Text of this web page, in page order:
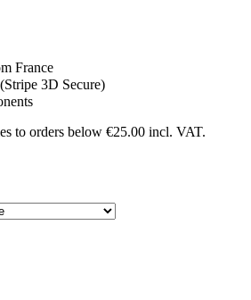
France
3D Secure)
to orders below €25.00 incl. VAT.